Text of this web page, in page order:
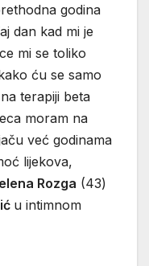
godina
dan kad mi je
mi se toliko
ću se samo
terapiji beta
moram na
već godinama
lijekova,
Rozga (43)
u intimnom